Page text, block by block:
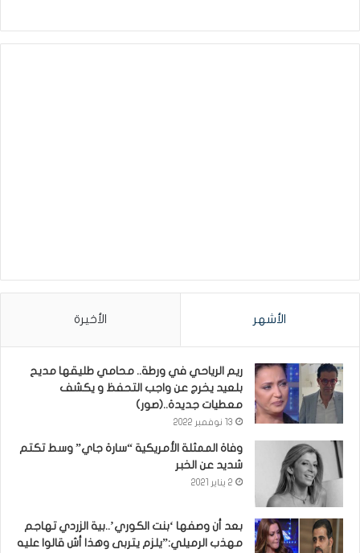
الأشهر الأخيرة
ريم الرياحي في ورطة.. محامي طليقها مديح
بلعيد يخرج عن واجب التحفظ و يكشف
معطيات جديدة..(صور)
13 نوفمبر 2022
وفاة الممثلة الأمريكية “سارة جاي” وسط تكتم
شديد عن الخبر
2 يناير 2021
بعد أن وصفها ‘بنت الكوري’..بية الزردي تهاجم
مهذب الرميلي:”يلزم يتربى وهذا أش قالوا عليه